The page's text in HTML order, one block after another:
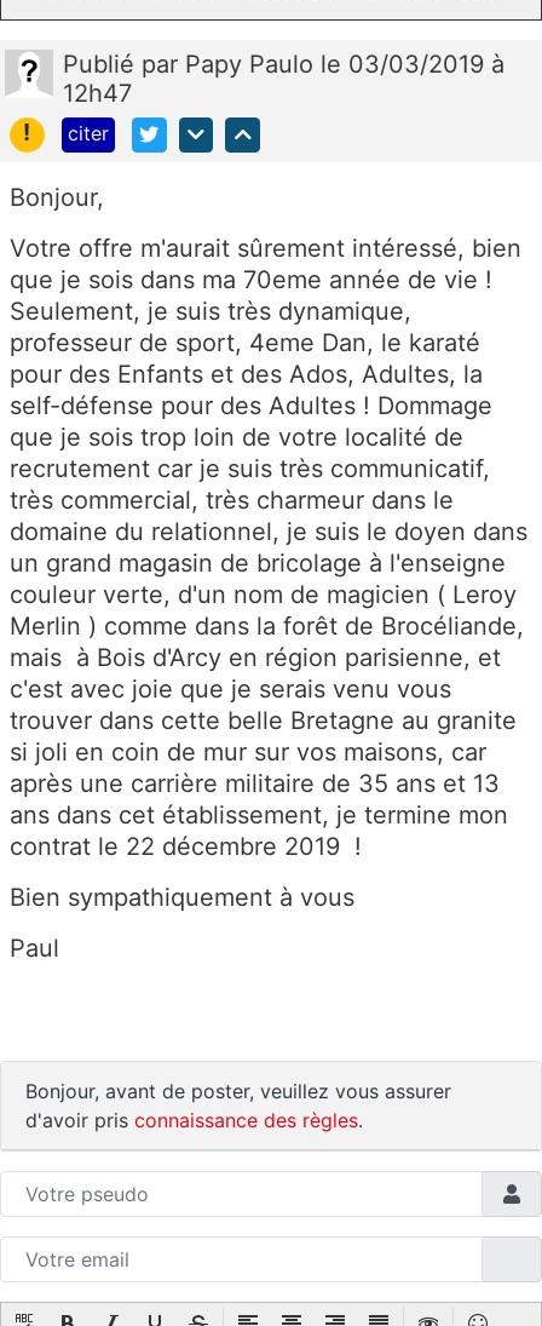
Publié par Papy Paulo le 03/03/2019 à
12h47
!
citer
Bonjour,
Votre offre m'aurait sûrement intéressé, bien
que je sois dans ma 70eme année de vie !
Seulement, je suis très dynamique,
professeur de sport, 4eme Dan, le karaté
pour des Enfants et des Ados, Adultes, la
self-défense pour des Adultes ! Dommage
que je sois trop loin de votre localité de
recrutement car je suis très communicatif,
très commercial, très charmeur dans le
domaine du relationnel, je suis le doyen dans
un grand magasin de bricolage à l'enseigne
couleur verte, d'un nom de magicien ( Leroy
Merlin ) comme dans la forêt de Brocéliande,
mais à Bois d'Arcy en région parisienne, et
c'est avec joie que je serais venu vous
trouver dans cette belle Bretagne au granite
si joli en coin de mur sur vos maisons, car
après une carrière militaire de 35 ans et 13
ans dans cet établissement, je termine mon
contrat le 22 décembre 2019 !
Bien sympathiquement à vous
Paul
Bonjour, avant de poster, veuillez vous assurer
d'avoir pris connaissance des règles.